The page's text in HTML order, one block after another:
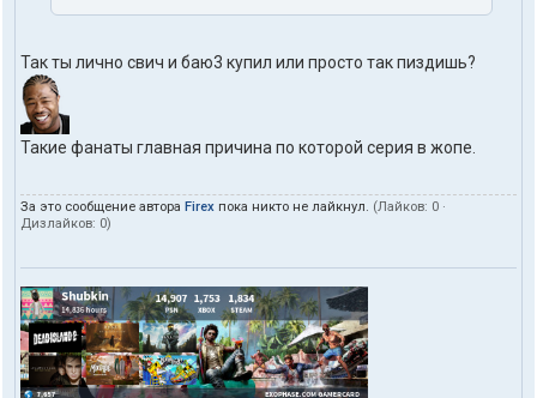
Так ты лично свич и баю3 купил или просто так пиздишь?
Такие фанаты главная причина по которой серия в жопе.
За это сообщение автора Firex пока никто не лайкнул. (Лайков: 0 ·
Дизлайков: 0)